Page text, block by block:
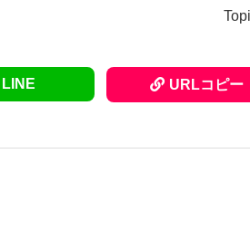
LINE URLコピー